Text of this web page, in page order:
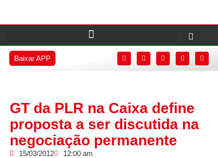
Baixar APP
GT da PLR na Caixa define
proposta a ser discutida na
negociação permanente
15/03/2012 12:00 am